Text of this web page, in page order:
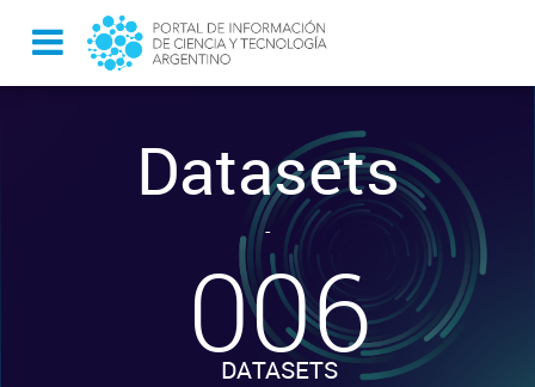
Datasets
-
006
DATASETS